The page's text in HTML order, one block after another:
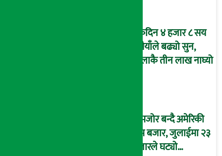
एकैदिन ४ हजार ८ सय
रुपैयाँले बढ्यो सुन,
तोलाकै तीन लाख नाघ्यो
कमजोर बन्दै अमेरिकी
श्रम बजार, जुलाईमा २३
हजारले घट्यो